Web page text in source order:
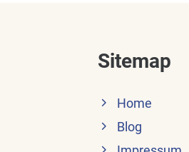
Sitemap
Home
Blog